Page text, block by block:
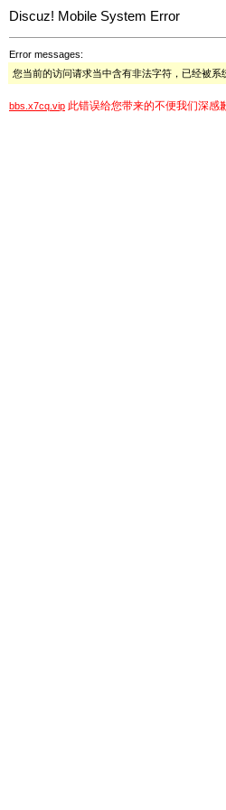
Discuz! Mobile System Error
Error messages:
您当前的访问请求当中含有非法字符，已经被系
bbs.x7cq.vip 此错误给您带来的不便我们深感